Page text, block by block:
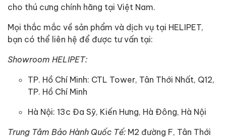
cho thú cưng chính hãng tại Việt Nam.
Mọi thắc mắc về sản phẩm và dịch vụ tại HELIPET,
bạn có thể liên hệ để được tư vấn tại:
Showroom HELIPET:
TP. Hồ Chí Minh: CTL Tower, Tân Thới Nhất, Q12,
TP. Hồ Chí Minh
Hà Nội: 13c Đa Sỹ, Kiến Hưng, Hà Đông, Hà Nội
Trung Tâm Bảo Hành Quốc Tế: M2 đường F, Tân Thới